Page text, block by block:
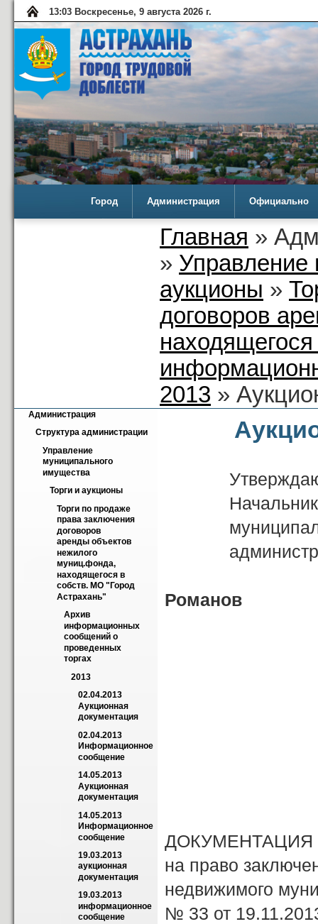
13:03 Воскресенье, 9 августа 2026 г.
Город Администрация Официально
Главная »
» Управление
аукционы »
договоров
2013 »
Администрация
Структура администрации
Управление
муниципального
имущества
Торги и аукционы
Торги по продаже
права заключения
договоров
аренды объектов
нежилого
муниц.фонда,
находящегося в
собств. МО "Город
Астрахань"
Архив
информационных
сообщений о
проведенных
торгах
2013
02.04.2013
Аукционная
документация
02.04.2013
Информационное
сообщение
14.05.2013
Аукционная
документация
14.05.2013
Информационное
сообщение
19.03.2013
аукционная
документация
19.03.2013
информационное
сообщение
Начальник
ДОКУМЕНТАЦИЯ
на право
недвижимого
№ 33 от